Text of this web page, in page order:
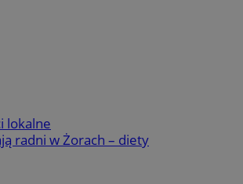
lokalne
radni w Żorach – diety